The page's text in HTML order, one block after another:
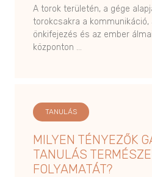
A torok területén, a gége
torokcsakra a kommunikáció,
önkifejezés és az ember
központon …
TANULÁS
MILYEN TÉNYEZŐK
TANULÁS
FOLYAMATÁT?